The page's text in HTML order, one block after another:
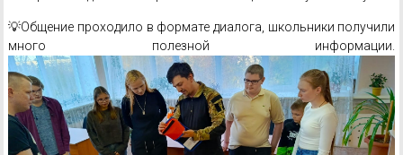
💡Общение проходило в формате диалога, школьники получили
много полезной информации.